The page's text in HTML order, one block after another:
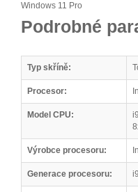
Windows 11 Pro
Podrobné
Typ skříně:
Procesor:
Model CPU:
Výrobce procesoru:
Generace procesoru: